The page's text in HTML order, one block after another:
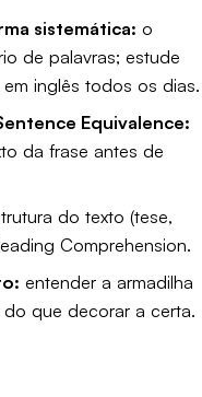
sistemática: o
de palavras; estude
inglês todos os dias.
Equivalence:
da frase antes de
do texto (tese,
Comprehension.
entender a armadilha
do que decorar a certa.